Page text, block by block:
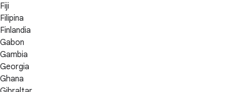
Fiji
Filipina
Finlandia
Gabon
Gambia
Georgia
Ghana